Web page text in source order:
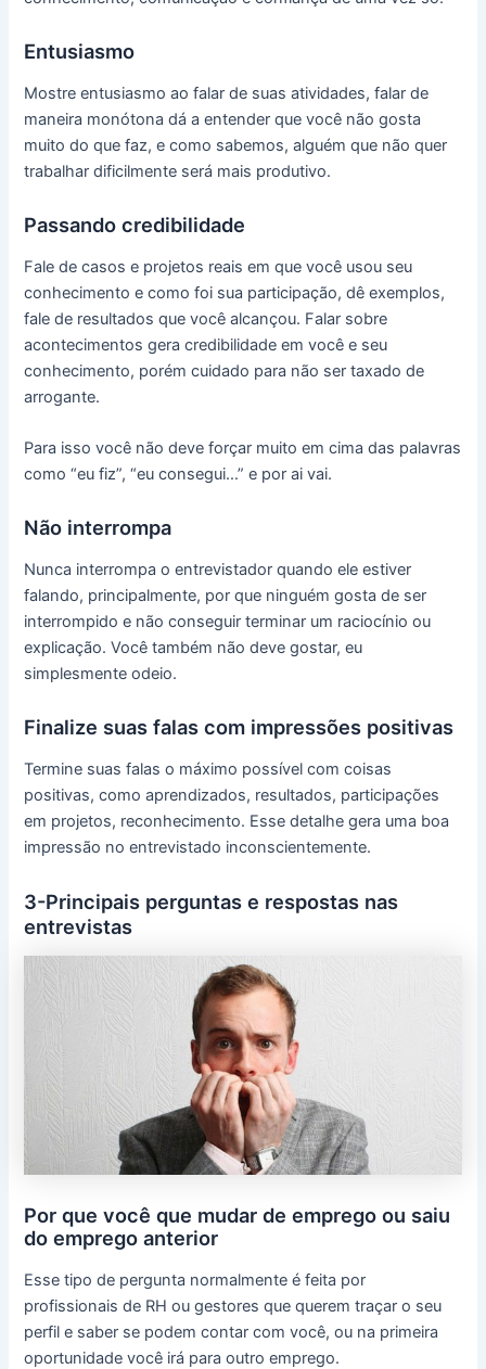
Entusiasmo
Mostre entusiasmo ao falar de suas atividades, falar de
maneira monótona dá a entender que você não gosta
muito do que faz, e como sabemos, alguém que não quer
trabalhar dificilmente será mais produtivo.
Passando credibilidade
Fale de casos e projetos reais em que você usou seu
conhecimento e como foi sua participação, dê exemplos,
fale de resultados que você alcançou. Falar sobre
acontecimentos gera credibilidade em você e seu
conhecimento, porém cuidado para não ser taxado de
arrogante.
Para isso você não deve forçar muito em cima das palavras
como “eu fiz”, “eu consegui…” e por ai vai.
Não interrompa
Nunca interrompa o entrevistador quando ele estiver
falando, principalmente, por que ninguém gosta de ser
interrompido e não conseguir terminar um raciocínio ou
explicação. Você também não deve gostar, eu
simplesmente odeio.
Finalize suas falas com impressões positivas
Termine suas falas o máximo possível com coisas
positivas, como aprendizados, resultados, participações
em projetos, reconhecimento. Esse detalhe gera uma boa
impressão no entrevistado inconscientemente.
3-Principais perguntas e respostas nas
entrevistas
Por que você que mudar de emprego ou saiu
do emprego anterior
Esse tipo de pergunta normalmente é feita por
profissionais de RH ou gestores que querem traçar o seu
perfil e saber se podem contar com você, ou na primeira
oportunidade você irá para outro emprego.